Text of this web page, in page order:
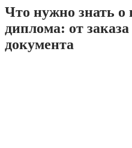
Что нужно знать о
диплома: от
документа